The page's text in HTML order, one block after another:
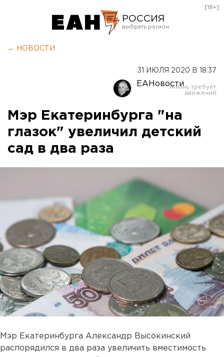
РОССИЯ
Оренбург
[18+]
← НОВОСТИ
31 ИЮЛЯ 2020 В 18:37
ЕАНовости
Мэр Екатеринбурга "на
глазок" увеличил детский
сад в два раза
Мэр Екатеринбурга Александр Высокинский
распорядился в два раза увеличить вместимость